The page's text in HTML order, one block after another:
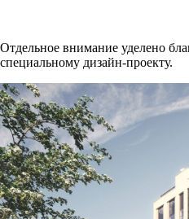
Отдельное внимание уделено
специальному дизайн-проекту.